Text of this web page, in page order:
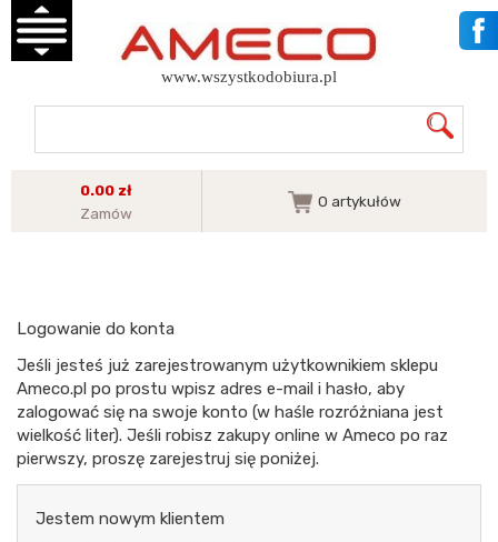
www.wszystkodobiura.pl
0.00 zł
Zamów
0 artykułów
Logowanie do konta
Jeśli jesteś już zarejestrowanym użytkownikiem sklepu
Ameco.pl po prostu wpisz adres e-mail i hasło, aby
zalogować się na swoje konto (w haśle rozróżniana jest
wielkość liter). Jeśli robisz zakupy online w Ameco po raz
pierwszy, proszę zarejestruj się poniżej.
Jestem nowym klientem